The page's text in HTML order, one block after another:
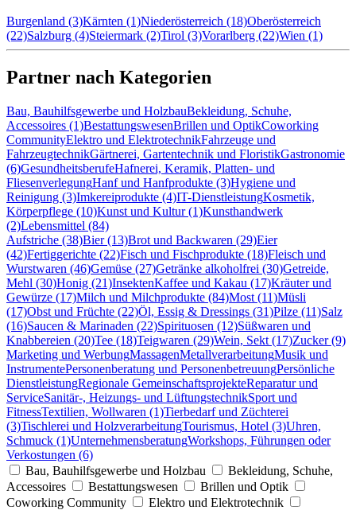
Burgenland (3)Kärnten (1)Niederösterreich (18)Oberösterreich
(22)Salzburg (4)Steiermark (2)Tirol (3)Vorarlberg (22)Wien (1)
Partner nach Kategorien
Bau, Bauhilfsgewerbe und HolzbauBekleidung, Schuhe,
Accessoires (1)BestattungswesenBrillen und OptikCoworking
CommunityElektro und ElektrotechnikFahrzeuge und
FahrzeugtechnikGärtnerei, Gartentechnik und FloristikGastronomie
(6)GesundheitsberufeHafnerei, Keramik, Platten- und
FliesenverlegungHanf und Hanfprodukte (3)Hygiene und
Reinigung (3)Imkereiprodukte (4)IT-DienstleistungKosmetik,
Körperpflege (10)Kunst und Kultur (1)Kunsthandwerk
(2)Lebensmittel (84)
Aufstriche (38)Bier (13)Brot und Backwaren (29)Eier
(42)Fertiggerichte (22)Fisch und Fischprodukte (18)Fleisch und
Wurstwaren (46)Gemüse (27)Getränke alkoholfrei (30)Getreide,
Mehl (30)Honig (21)InsektenKaffee und Kakau (17)Kräuter und
Gewürze (17)Milch und Milchprodukte (84)Most (11)Müsli
(17)Obst und Früchte (22)Öl, Essig & Dressings (31)Pilze (11)Salz
(16)Saucen & Marinaden (22)Spirituosen (12)Süßwaren und
Knabbereien (20)Tee (18)Teigwaren (29)Wein, Sekt (17)Zucker (9)
Marketing und WerbungMassagenMetallverarbeitungMusik und
InstrumentePersonenberatung und PersonenbetreuungPersönliche
DienstleistungRegionale GemeinschaftsprojekteReparatur und
ServiceSanitär-, Heizungs- und LüftungstechnikSport und
FitnessTextilien, Wollwaren (1)Tierbedarf und Züchterei
(3)Tischlerei und HolzverarbeitungTourismus, Hotel (3)Uhren,
Schmuck (1)UnternehmensberatungWorkshops, Führungen oder
Verkostungen (6)
Bau, Bauhilfsgewerbe und Holzbau
Bekleidung, Schuhe,
Accessoires
Bestattungswesen
Brillen und Optik
Coworking Community
Elektro und Elektrotechnik